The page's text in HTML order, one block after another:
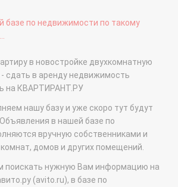
базе по недвижимости по такому
в новостройке двухкомнатную
сдать в аренду недвижимость
на КВАРТИРАНТ.РУ
нашу базу и уже скоро тут будут
в нашей базе по
вручную собственниками и
домов и других помещений.
поискать нужную Вам информацию на
(avito.ru), в базе по